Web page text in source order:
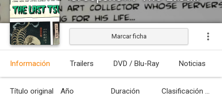
Marcar ficha
Información Trailers DVD / Blu-Ray Noticias
Título original Año Duración Clasificación por edades